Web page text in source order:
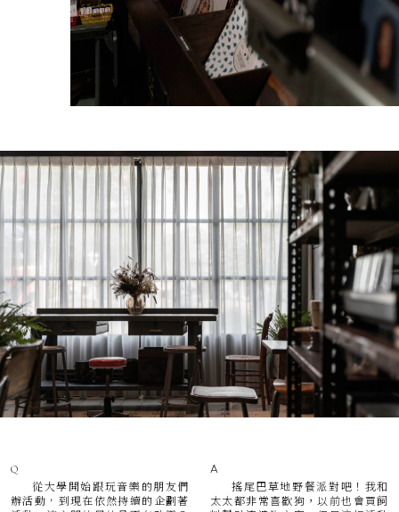
Q
從大學開始跟玩音樂的朋友們
辦活動，到現在依然持續的企劃著
A
搖尾巴草地野餐派對吧！我和
太太都非常喜歡狗，以前也會買飼